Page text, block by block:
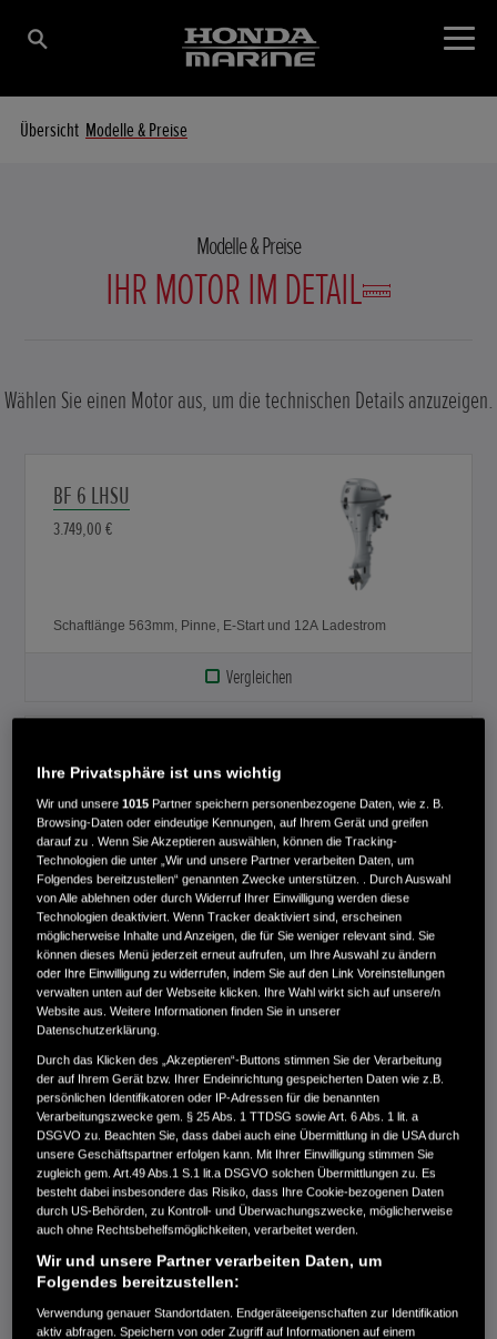
Übersicht Modelle & Preise
Modelle & Preise
IHR MOTOR IM DETAIL
Wählen Sie einen Motor aus, um die technischen Details anzuzeigen.
BF 6 LHSU
3.749,00 €
Schaftlänge 563mm, Pinne, E-Start und 12A Ladestrom
Vergleichen
Schaftlänge 563mm, Fernbedienung, E-Start, 12A Ladestrom
Vergleichen
BF 6 SHSU
3.749,00 €
Schaftlänge 433mm, Pinne, E-Start, 12A Ladestrom
Vergleichen
BF 6 SRU
4.249,00 €
Ihre Privatsphäre ist uns wichtig
Wir und unsere1015 Partner speichern personenbezogene Daten, wie z. B.
Browsing-Daten oder eindeutige Kennungen, auf Ihrem Gerät und greifen
darauf zu . Wenn Sie Akzeptieren auswählen, können die Tracking-
Technologien die unter „Wir und unsere Partner verarbeiten Daten, um
Folgendes bereitzustellen“ genannten Zwecke unterstützen. . Durch Auswahl
von Alle ablehnen oder durch Widerruf Ihrer Einwilligung werden diese
Technologien deaktiviert. Wenn Tracker deaktiviert sind, erscheinen
möglicherweise Inhalte und Anzeigen, die für Sie weniger relevant sind. Sie
können dieses Menü jederzeit erneut aufrufen, um Ihre Auswahl zu ändern
oder Ihre Einwilligung zu widerrufen, indem Sie auf den Link Voreinstellungen
verwalten unten auf der Webseite klicken. Ihre Wahl wirkt sich auf unsere/n
Website aus. Weitere Informationen finden Sie in unserer
Datenschutzerklärung.
Durch das Klicken des „Akzeptieren“-Buttons stimmen Sie der Verarbeitung
der auf Ihrem Gerät bzw. Ihrer Endeinrichtung gespeicherten Daten wie z.B.
persönlichen Identifikatoren oder IP-Adressen für die benannten
Verarbeitungszwecke gem. § 25 Abs. 1 TTDSG sowie Art. 6 Abs. 1 lit. a
DSGVO zu. Beachten Sie, dass dabei auch eine Übermittlung in die USA durch
unsere Geschäftspartner erfolgen kann. Mit Ihrer Einwilligung stimmen Sie
zugleich gem. Art.49 Abs.1 S.1 lit.a DSGVO solchen Übermittlungen zu. Es
besteht dabei insbesondere das Risiko, dass Ihre Cookie-bezogenen Daten
durch US-Behörden, zu Kontroll- und Überwachungszwecke, möglicherweise
auch ohne Rechtsbehelfsmöglichkeiten, verarbeitet werden.
Wir und unsere Partner verarbeiten Daten, um
Folgendes bereitzustellen:
Verwendung genauer Standortdaten. Endgeräteeigenschaften zur Identifikation
aktiv abfragen. Speichern von oder Zugriff auf Informationen auf einem